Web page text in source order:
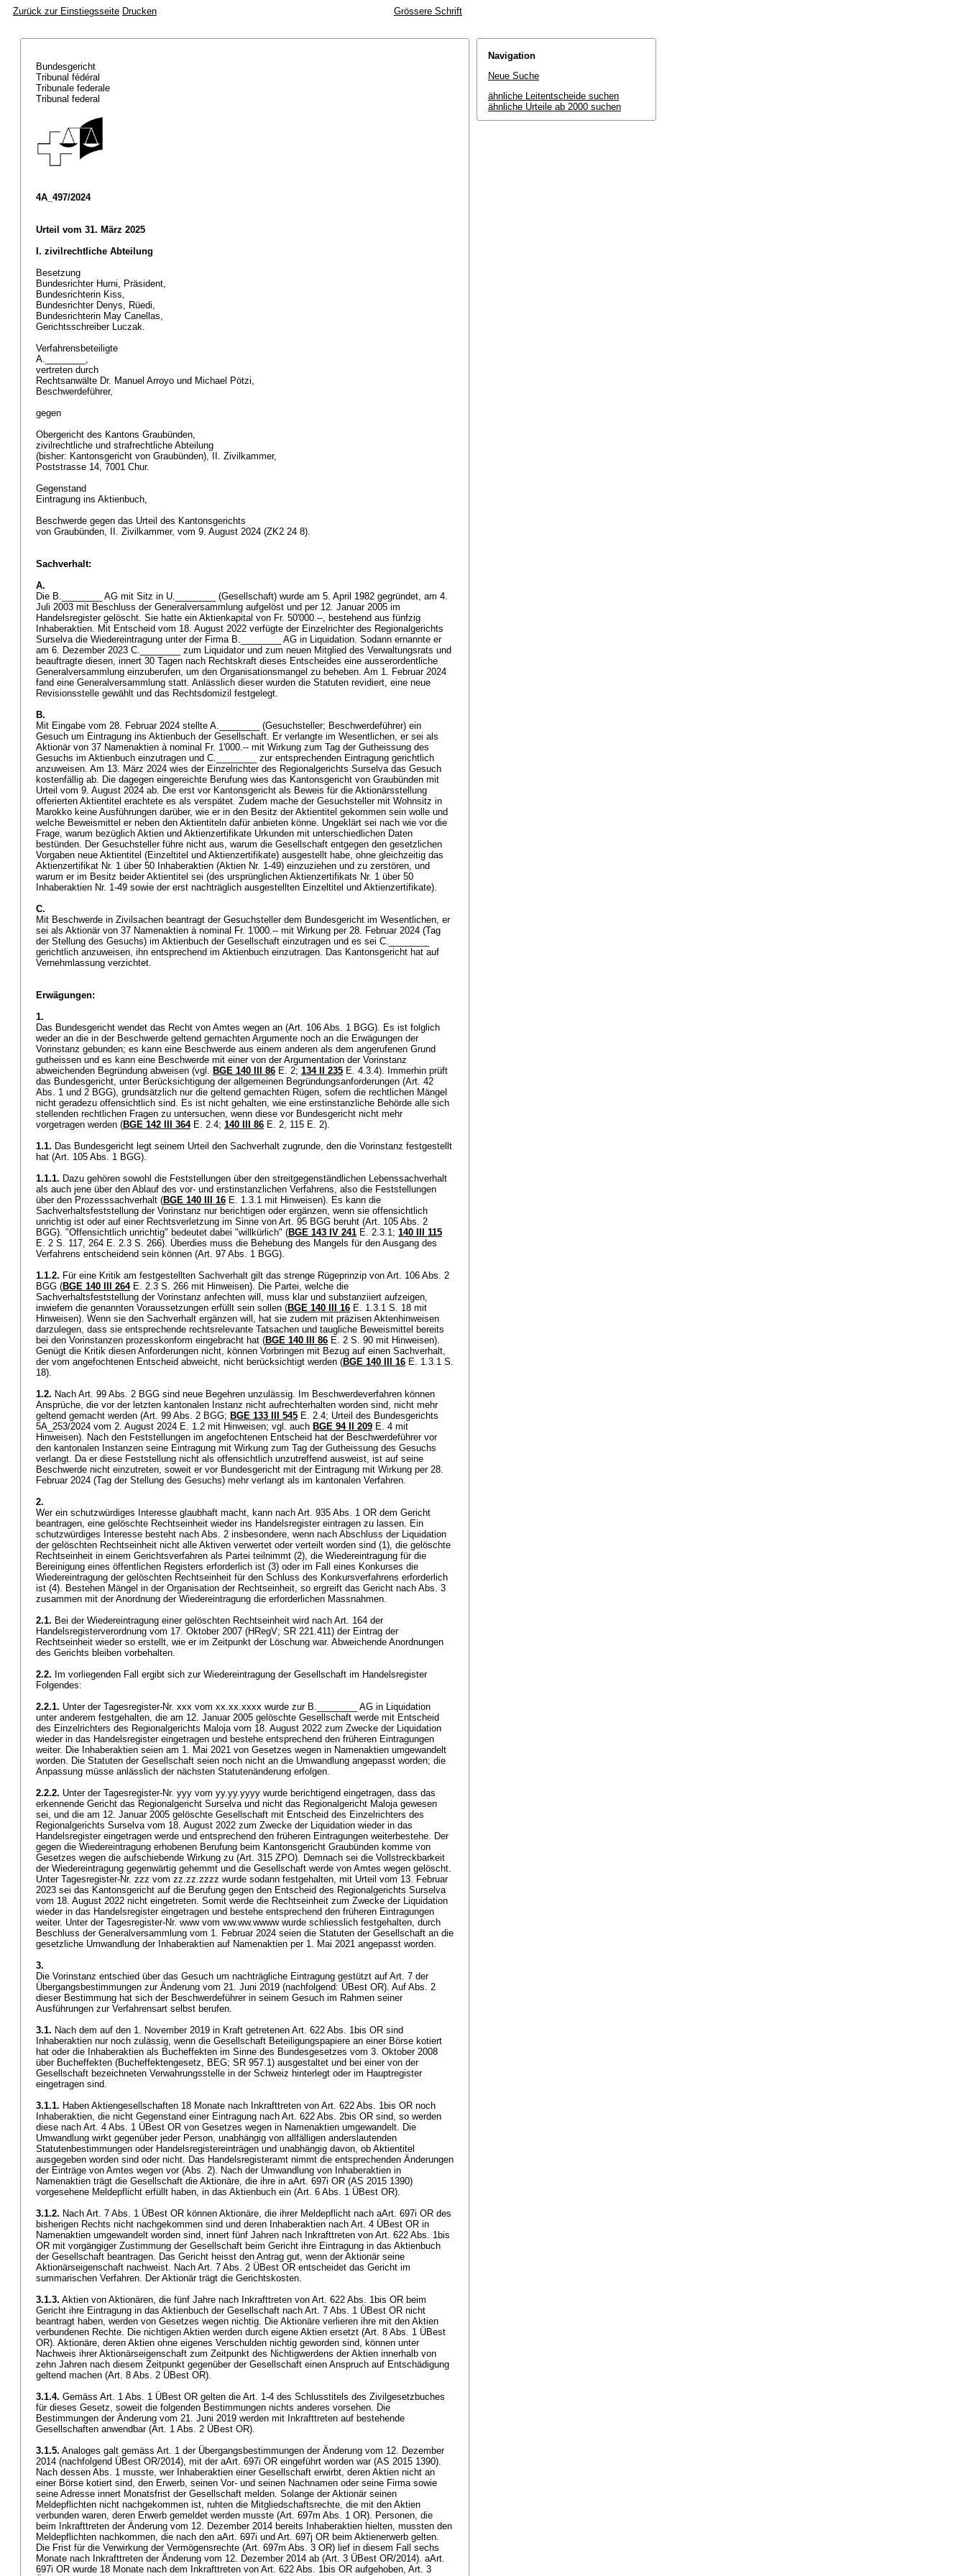
Zurück zur Einstiegsseite Drucken Grössere Schrift
Bundesgericht
Tribunal fédéral
Tribunale federale
Tribunal federal
4A_497/2024
Urteil vom 31. März 2025
I. zivilrechtliche Abteilung
Besetzung
Bundesrichter Hurni, Präsident,
Bundesrichterin Kiss,
Bundesrichter Denys, Rüedi,
Bundesrichterin May Canellas,
Gerichtsschreiber Luczak.
Verfahrensbeteiligte
A.________,
vertreten durch
Rechtsanwälte Dr. Manuel Arroyo und Michael Pötzi,
Beschwerdeführer,
gegen
Obergericht des Kantons Graubünden,
zivilrechtliche und strafrechtliche Abteilung
(bisher: Kantonsgericht von Graubünden), II. Zivilkammer,
Poststrasse 14, 7001 Chur.
Gegenstand
Eintragung ins Aktienbuch,
Beschwerde gegen das Urteil des Kantonsgerichts
von Graubünden, II. Zivilkammer, vom 9. August 2024 (ZK2 24 8).
Sachverhalt:
A.
Die B.________ AG mit Sitz in U.________ (Gesellschaft) wurde am 5. April 1982 gegründet, am 4.
Juli 2003 mit Beschluss der Generalversammlung aufgelöst und per 12. Januar 2005 im
Handelsregister gelöscht. Sie hatte ein Aktienkapital von Fr. 50'000.--, bestehend aus fünfzig
Inhaberaktien. Mit Entscheid vom 18. August 2022 verfügte der Einzelrichter des Regionalgerichts
Surselva die Wiedereintragung unter der Firma B.________ AG in Liquidation. Sodann ernannte er
am 6. Dezember 2023 C.________ zum Liquidator und zum neuen Mitglied des Verwaltungsrats und
beauftragte diesen, innert 30 Tagen nach Rechtskraft dieses Entscheides eine ausserordentliche
Generalversammlung einzuberufen, um den Organisationsmangel zu beheben. Am 1. Februar 2024
fand eine Generalversammlung statt. Anlässlich dieser wurden die Statuten revidiert, eine neue
Revisionsstelle gewählt und das Rechtsdomizil festgelegt.
B.
Mit Eingabe vom 28. Februar 2024 stellte A.________ (Gesuchsteller; Beschwerdeführer) ein
Gesuch um Eintragung ins Aktienbuch der Gesellschaft. Er verlangte im Wesentlichen, er sei als
Aktionär von 37 Namenaktien à nominal Fr. 1'000.-- mit Wirkung zum Tag der Gutheissung des
Gesuchs im Aktienbuch einzutragen und C.________ zur entsprechenden Eintragung gerichtlich
anzuweisen. Am 13. März 2024 wies der Einzelrichter des Regionalgerichts Surselva das Gesuch
kostenfällig ab. Die dagegen eingereichte Berufung wies das Kantonsgericht von Graubünden mit
Urteil vom 9. August 2024 ab. Die erst vor Kantonsgericht als Beweis für die Aktionärsstellung
offerierten Aktientitel erachtete es als verspätet. Zudem mache der Gesuchsteller mit Wohnsitz in
Marokko keine Ausführungen darüber, wie er in den Besitz der Aktientitel gekommen sein wolle und
welche Beweismittel er neben den Aktientiteln dafür anbieten könne. Ungeklärt sei nach wie vor die
Frage, warum bezüglich Aktien und Aktienzertifikate Urkunden mit unterschiedlichen Daten
bestünden. Der Gesuchsteller führe nicht aus, warum die Gesellschaft entgegen den gesetzlichen
Vorgaben neue Aktientitel (Einzeltitel und Aktienzertifikate) ausgestellt habe, ohne gleichzeitig das
Aktienzertifikat Nr. 1 über 50 Inhaberaktien (Aktien Nr. 1-49) einzuziehen und zu zerstören, und
warum er im Besitz beider Aktientitel sei (des ursprünglichen Aktienzertifikats Nr. 1 über 50
Inhaberaktien Nr. 1-49 sowie der erst nachträglich ausgestellten Einzeltitel und Aktienzertifikate).
C.
Mit Beschwerde in Zivilsachen beantragt der Gesuchsteller dem Bundesgericht im Wesentlichen, er
sei als Aktionär von 37 Namenaktien à nominal Fr. 1'000.-- mit Wirkung per 28. Februar 2024 (Tag
der Stellung des Gesuchs) im Aktienbuch der Gesellschaft einzutragen und es sei C.________
gerichtlich anzuweisen, ihn entsprechend im Aktienbuch einzutragen. Das Kantonsgericht hat auf
Vernehmlassung verzichtet.
Erwägungen:
1.
Das Bundesgericht wendet das Recht von Amtes wegen an (Art. 106 Abs. 1 BGG). Es ist folglich
weder an die in der Beschwerde geltend gemachten Argumente noch an die Erwägungen der
Vorinstanz gebunden; es kann eine Beschwerde aus einem anderen als dem angerufenen Grund
gutheissen und es kann eine Beschwerde mit einer von der Argumentation der Vorinstanz
abweichenden Begründung abweisen (vgl. BGE 140 III 86 E. 2; 134 II 235 E. 4.3.4). Immerhin prüft
das Bundesgericht, unter Berücksichtigung der allgemeinen Begründungsanforderungen (Art. 42
Abs. 1 und 2 BGG), grundsätzlich nur die geltend gemachten Rügen, sofern die rechtlichen Mängel
nicht geradezu offensichtlich sind. Es ist nicht gehalten, wie eine erstinstanzliche Behörde alle sich
stellenden rechtlichen Fragen zu untersuchen, wenn diese vor Bundesgericht nicht mehr
vorgetragen werden (BGE 142 III 364E. 2.4; 140 III 86 E. 2, 115 E. 2).
1.1. Das Bundesgericht legt seinem Urteil den Sachverhalt zugrunde, den die Vorinstanz festgestellt
hat (Art. 105 Abs. 1 BGG).
1.1.1. Dazu gehören sowohl die Feststellungen über den streitgegenständlichen Lebenssachverhalt
als auch jene über den Ablauf des vor- und erstinstanzlichen Verfahrens, also die Feststellungen
über den Prozesssachverhalt (BGE 140 III 16 E. 1.3.1 mit Hinweisen). Es kann die
Sachverhaltsfeststellung der Vorinstanz nur berichtigen oder ergänzen, wenn sie offensichtlich
unrichtig ist oder auf einer Rechtsverletzung im Sinne von Art. 95 BGG beruht (Art. 105 Abs. 2
BGG). "Offensichtlich unrichtig" bedeutet dabei "willkürlich" (BGE 143 IV 241 E. 2.3.1; 140 III 115
E. 2 S. 117, 264 E. 2.3 S. 266). Überdies muss die Behebung des Mangels für den Ausgang des
Verfahrens entscheidend sein können (Art. 97 Abs. 1 BGG).
1.1.2. Für eine Kritik am festgestellten Sachverhalt gilt das strenge Rügeprinzip von Art. 106 Abs. 2
BGG (BGE 140 III 264E. 2.3 S. 266 mit Hinweisen). Die Partei, welche die
Sachverhaltsfeststellung der Vorinstanz anfechten will, muss klar und substanziiert aufzeigen,
inwiefern die genannten Voraussetzungen erfüllt sein sollen (BGE 140 III 16 E. 1.3.1 S. 18 mit
Hinweisen). Wenn sie den Sachverhalt ergänzen will, hat sie zudem mit präzisen Aktenhinweisen
darzulegen, dass sie entsprechende rechtsrelevante Tatsachen und taugliche Beweismittel bereits
bei den Vorinstanzen prozesskonform eingebracht hat (BGE 140 III 86 E. 2 S. 90 mit Hinweisen).
Genügt die Kritik diesen Anforderungen nicht, können Vorbringen mit Bezug auf einen Sachverhalt,
der vom angefochtenen Entscheid abweicht, nicht berücksichtigt werden (BGE 140 III 16 E. 1.3.1 S.
18).
1.2. Nach Art. 99 Abs. 2 BGG sind neue Begehren unzulässig. Im Beschwerdeverfahren können
Ansprüche, die vor der letzten kantonalen Instanz nicht aufrechterhalten worden sind, nicht mehr
geltend gemacht werden (Art. 99 Abs. 2 BGG; BGE 133 III 545 E. 2.4; Urteil des Bundesgerichts
5A_253/2024 vom 2. August 2024 E. 1.2 mit Hinweisen; vgl. auch BGE 94 II 209 E. 4 mit
Hinweisen). Nach den Feststellungen im angefochtenen Entscheid hat der Beschwerdeführer vor
den kantonalen Instanzen seine Eintragung mit Wirkung zum Tag der Gutheissung des Gesuchs
verlangt. Da er diese Feststellung nicht als offensichtlich unzutreffend ausweist, ist auf seine
Beschwerde nicht einzutreten, soweit er vor Bundesgericht mit der Eintragung mit Wirkung per 28.
Februar 2024 (Tag der Stellung des Gesuchs) mehr verlangt als im kantonalen Verfahren.
2.
Wer ein schutzwürdiges Interesse glaubhaft macht, kann nach Art. 935 Abs. 1 OR dem Gericht
beantragen, eine gelöschte Rechtseinheit wieder ins Handelsregister eintragen zu lassen. Ein
schutzwürdiges Interesse besteht nach Abs. 2 insbesondere, wenn nach Abschluss der Liquidation
der gelöschten Rechtseinheit nicht alle Aktiven verwertet oder verteilt worden sind (1), die gelöschte
Rechtseinheit in einem Gerichtsverfahren als Partei teilnimmt (2), die Wiedereintragung für die
Bereinigung eines öffentlichen Registers erforderlich ist (3) oder im Fall eines Konkurses die
Wiedereintragung der gelöschten Rechtseinheit für den Schluss des Konkursverfahrens erforderlich
ist (4). Bestehen Mängel in der Organisation der Rechtseinheit, so ergreift das Gericht nach Abs. 3
zusammen mit der Anordnung der Wiedereintragung die erforderlichen Massnahmen.
2.1. Bei der Wiedereintragung einer gelöschten Rechtseinheit wird nach Art. 164 der
Handelsregisterverordnung vom 17. Oktober 2007 (HRegV; SR 221.411) der Eintrag der
Rechtseinheit wieder so erstellt, wie er im Zeitpunkt der Löschung war. Abweichende Anordnungen
des Gerichts bleiben vorbehalten.
2.2. Im vorliegenden Fall ergibt sich zur Wiedereintragung der Gesellschaft im Handelsregister
Folgendes:
2.2.1. Unter der Tagesregister-Nr. xxx vom xx.xx.xxxx wurde zur B.________ AG in Liquidation
unter anderem festgehalten, die am 12. Januar 2005 gelöschte Gesellschaft werde mit Entscheid
des Einzelrichters des Regionalgerichts Maloja vom 18. August 2022 zum Zwecke der Liquidation
wieder in das Handelsregister eingetragen und bestehe entsprechend den früheren Eintragungen
weiter. Die Inhaberaktien seien am 1. Mai 2021 von Gesetzes wegen in Namenaktien umgewandelt
worden. Die Statuten der Gesellschaft seien noch nicht an die Umwandlung angepasst worden; die
Anpassung müsse anlässlich der nächsten Statutenänderung erfolgen.
2.2.2. Unter der Tagesregister-Nr. yyy vom yy.yy.yyyy wurde berichtigend eingetragen, dass das
erkennende Gericht das Regionalgericht Surselva und nicht das Regionalgericht Maloja gewesen
sei, und die am 12. Januar 2005 gelöschte Gesellschaft mit Entscheid des Einzelrichters des
Regionalgerichts Surselva vom 18. August 2022 zum Zwecke der Liquidation wieder in das
Handelsregister eingetragen werde und entsprechend den früheren Eintragungen weiterbestehe. Der
gegen die Wiedereintragung erhobenen Berufung beim Kantonsgericht Graubünden komme von
Gesetzes wegen die aufschiebende Wirkung zu (Art. 315 ZPO). Demnach sei die Vollstreckbarkeit
der Wiedereintragung gegenwärtig gehemmt und die Gesellschaft werde von Amtes wegen gelöscht.
Unter Tagesregister-Nr. zzz vom zz.zz.zzzz wurde sodann festgehalten, mit Urteil vom 13. Februar
2023 sei das Kantonsgericht auf die Berufung gegen den Entscheid des Regionalgerichts Surselva
vom 18. August 2022 nicht eingetreten. Somit werde die Rechtseinheit zum Zwecke der Liquidation
wieder in das Handelsregister eingetragen und bestehe entsprechend den früheren Eintragungen
weiter. Unter der Tagesregister-Nr. www vom ww.ww.wwww wurde schliesslich festgehalten, durch
Beschluss der Generalversammlung vom 1. Februar 2024 seien die Statuten der Gesellschaft an die
gesetzliche Umwandlung der Inhaberaktien auf Namenaktien per 1. Mai 2021 angepasst worden.
3.
Die Vorinstanz entschied über das Gesuch um nachträgliche Eintragung gestützt auf Art. 7 der
Übergangsbestimmungen zur Änderung vom 21. Juni 2019 (nachfolgend: ÜBest OR). Auf Abs. 2
dieser Bestimmung hat sich der Beschwerdeführer in seinem Gesuch im Rahmen seiner
Ausführungen zur Verfahrensart selbst berufen.
3.1. Nach dem auf den 1. November 2019 in Kraft getretenen Art. 622 Abs. 1bis OR sind
Inhaberaktien nur noch zulässig, wenn die Gesellschaft Beteiligungspapiere an einer Börse kotiert
hat oder die Inhaberaktien als Bucheffekten im Sinne des Bundesgesetzes vom 3. Oktober 2008
über Bucheffekten (Bucheffektengesetz, BEG; SR 957.1) ausgestaltet und bei einer von der
Gesellschaft bezeichneten Verwahrungsstelle in der Schweiz hinterlegt oder im Hauptregister
eingetragen sind.
3.1.1. Haben Aktiengesellschaften 18 Monate nach Inkrafttreten von Art. 622 Abs. 1bis OR noch
Inhaberaktien, die nicht Gegenstand einer Eintragung nach Art. 622 Abs. 2bis OR sind, so werden
diese nach Art. 4 Abs. 1 ÜBest OR von Gesetzes wegen in Namenaktien umgewandelt. Die
Umwandlung wirkt gegenüber jeder Person, unabhängig von allfälligen anderslautenden
Statutenbestimmungen oder Handelsregistereinträgen und unabhängig davon, ob Aktientitel
ausgegeben worden sind oder nicht. Das Handelsregisteramt nimmt die entsprechenden Änderungen
der Einträge von Amtes wegen vor (Abs. 2). Nach der Umwandlung von Inhaberaktien in
Namenaktien trägt die Gesellschaft die Aktionäre, die ihre in aArt. 697i OR (AS 2015 1390)
vorgesehene Meldepflicht erfüllt haben, in das Aktienbuch ein (Art. 6 Abs. 1 ÜBest OR).
3.1.2. Nach Art. 7 Abs. 1 ÜBest OR können Aktionäre, die ihrer Meldepflicht nach aArt. 697i OR des
bisherigen Rechts nicht nachgekommen sind und deren Inhaberaktien nach Art. 4 ÜBest OR in
Namenaktien umgewandelt worden sind, innert fünf Jahren nach Inkrafttreten von Art. 622 Abs. 1bis
OR mit vorgängiger Zustimmung der Gesellschaft beim Gericht ihre Eintragung in das Aktienbuch
der Gesellschaft beantragen. Das Gericht heisst den Antrag gut, wenn der Aktionär seine
Aktionärseigenschaft nachweist. Nach Art. 7 Abs. 2 ÜBest OR entscheidet das Gericht im
summarischen Verfahren. Der Aktionär trägt die Gerichtskosten.
3.1.3. Aktien von Aktionären, die fünf Jahre nach Inkrafttreten von Art. 622 Abs. 1bis OR beim
Gericht ihre Eintragung in das Aktienbuch der Gesellschaft nach Art. 7 Abs. 1 ÜBest OR nicht
beantragt haben, werden von Gesetzes wegen nichtig. Die Aktionäre verlieren ihre mit den Aktien
verbundenen Rechte. Die nichtigen Aktien werden durch eigene Aktien ersetzt (Art. 8 Abs. 1 ÜBest
OR). Aktionäre, deren Aktien ohne eigenes Verschulden nichtig geworden sind, können unter
Nachweis ihrer Aktionärseigenschaft zum Zeitpunkt des Nichtigwerdens der Aktien innerhalb von
zehn Jahren nach diesem Zeitpunkt gegenüber der Gesellschaft einen Anspruch auf Entschädigung
geltend machen (Art. 8 Abs. 2 ÜBest OR).
3.1.4. Gemäss Art. 1 Abs. 1 ÜBest OR gelten die Art. 1-4 des Schlusstitels des Zivilgesetzbuches
für dieses Gesetz, soweit die folgenden Bestimmungen nichts anderes vorsehen. Die
Bestimmungen der Änderung vom 21. Juni 2019 werden mit Inkrafttreten auf bestehende
Gesellschaften anwendbar (Art. 1 Abs. 2 ÜBest OR).
3.1.5. Analoges galt gemäss Art. 1 der Übergangsbestimmungen der Änderung vom 12. Dezember
2014 (nachfolgend ÜBest OR/2014), mit der aArt. 697i OR eingeführt worden war (AS 2015 1390).
Nach dessen Abs. 1 musste, wer Inhaberaktien einer Gesellschaft erwirbt, deren Aktien nicht an
einer Börse kotiert sind, den Erwerb, seinen Vor- und seinen Nachnamen oder seine Firma sowie
seine Adresse innert Monatsfrist der Gesellschaft melden. Solange der Aktionär seinen
Meldepflichten nicht nachgekommen ist, ruhten die Mitgliedschaftsrechte, die mit den Aktien
verbunden waren, deren Erwerb gemeldet werden musste (Art. 697m Abs. 1 OR). Personen, die
beim Inkrafttreten der Änderung vom 12. Dezember 2014 bereits Inhaberaktien hielten, mussten den
Meldepflichten nachkommen, die nach den aArt. 697i und Art. 697j OR beim Aktienerwerb gelten.
Die Frist für die Verwirkung der Vermögensrechte (Art. 697m Abs. 3 OR) lief in diesem Fall sechs
Monate nach Inkrafttreten der Änderung vom 12. Dezember 2014 ab (Art. 3 ÜBest OR/2014). aArt.
697i OR wurde 18 Monate nach dem Inkrafttreten von Art. 622 Abs. 1bis OR aufgehoben, Art. 3
Navigation
Neue Suche
ähnliche Leitentscheide suchen
ähnliche Urteile ab 2000 suchen